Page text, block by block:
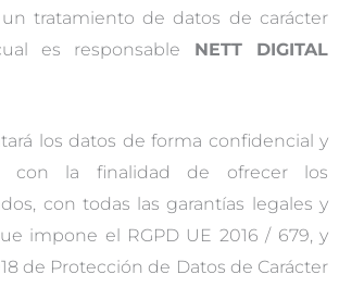
tratamiento de datos de carácter
es responsable NETT DIGITAL
los datos de forma confidencial y
con la finalidad de ofrecer los
con todas las garantías legales y
impone el RGPD UE 2016 / 679, y
de Protección de Datos de Carácter